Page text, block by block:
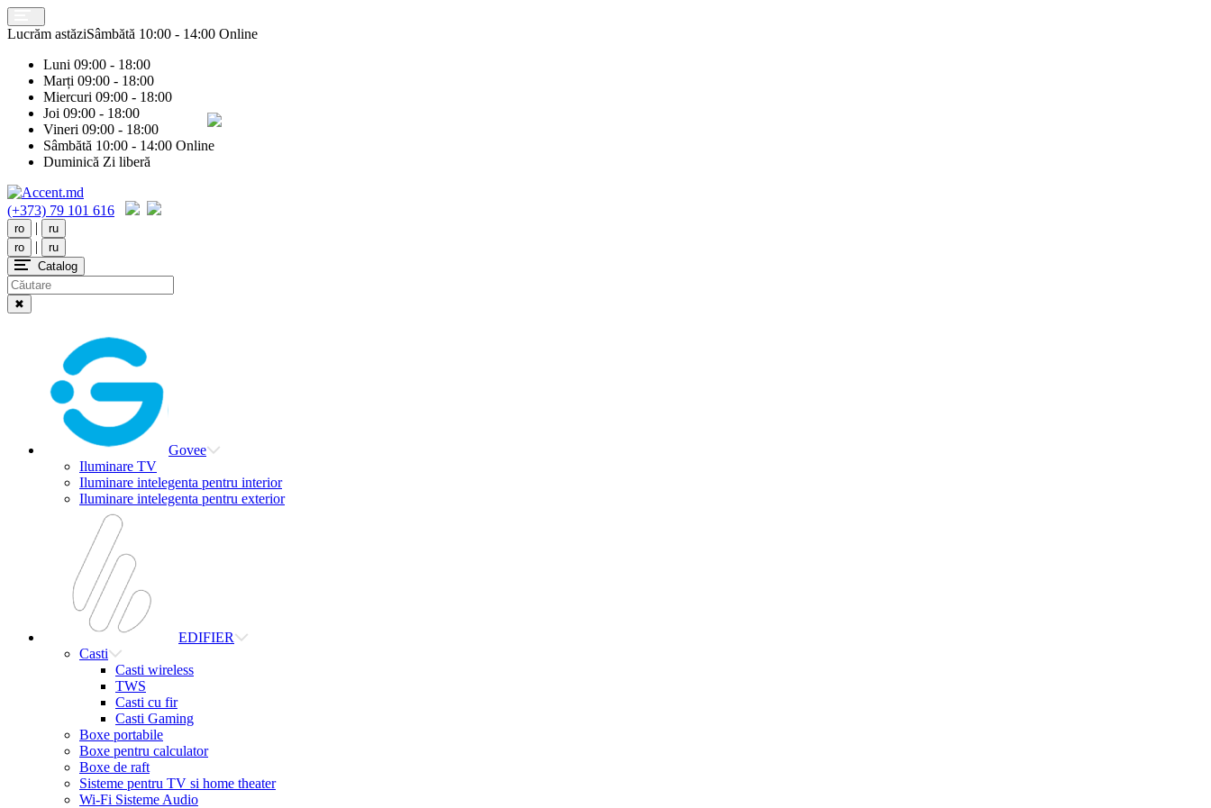
Lucrăm astăziSâmbătă 10:00 - 14:00 Online
Luni 09:00 - 18:00
Marți 09:00 - 18:00
Miercuri 09:00 - 18:00
Joi 09:00 - 18:00
Vineri 09:00 - 18:00
Sâmbătă 10:00 - 14:00 Online
Duminică Zi liberă
(+373) 79 101 616
ro |
ru
ro
|
ru
Catalog
✖
Govee
Iluminare TV
Iluminare intelegenta pentru interior
Iluminare intelegenta pentru exterior
EDIFIER
Casti
Casti wireless
TWS
Casti cu fir
Casti Gaming
Boxe portabile
Boxe pentru calculator
Boxe de raft
Sisteme pentru TV si home theater
Wi-Fi Sisteme Audio